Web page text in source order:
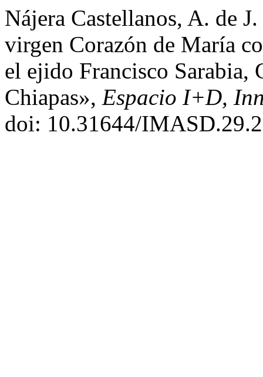
Nájera Castellanos, A. de
virgen Corazón de María
el ejido Francisco Sarabia,
Chiapas», Espacio I+D,
doi: 10.31644/